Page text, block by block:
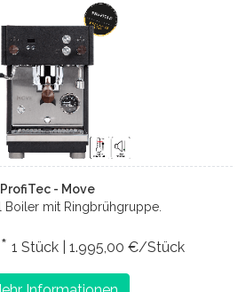
ProfiTec - Move
Boiler mit Ringbrühgruppe.
1 Stück | 1.995,00 €/Stück